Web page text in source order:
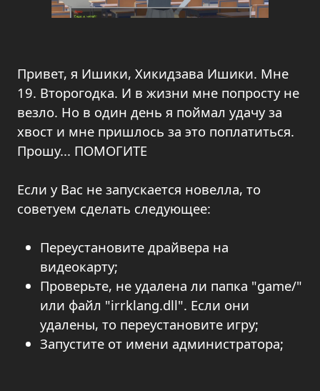
Привет, я Ишики, Хикидзава Ишики. Мне
19. Второгодка. И в жизни мне попросту не
везло. Но в один день я поймал удачу за
хвост и мне пришлось за это поплатиться.
Прошу... ПОМОГИТЕ
Если у Вас не запускается новелла, то
советуем сделать следующее:
Переустановите драйвера на
видеокарту;
Проверьте, не удалена ли папка "game/"
или файл "irrklang.dll". Если они
удалены, то переустановите игру;
Запустите от имени администратора;